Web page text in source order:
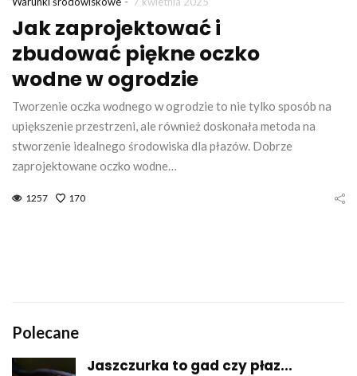
Jak zaprojektować i
zbudować piękne oczko
wodne w ogrodzie
Tworzenie oczka wodnego w ogrodzie to nie tylko sposób na
upiększenie przestrzeni, ale również doskonała metoda na
stworzenie idealnego środowiska dla płazów. Dobrze
zaprojektowane oczko wodne…
1257 170
Polecane
Jaszczurka to gad czy płaz...